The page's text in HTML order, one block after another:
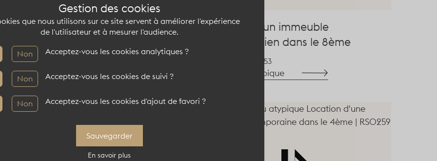
d'un hôtel particulier
LA0330
le lieu atypique
Location d'un immeuble
haussmannien dans le 8ème
LA1053
Voir le lieu atypique
Gestion des cookies
que nous utilisons sur ce site servent à améliorer l'expérience
de l'utilisateur et à mesurer l'audience.
Non Acceptez-vous les cookies analytiques ?
Non Acceptez-vous les cookies de suivi ?
Non Acceptez-vous les cookies d'ajout de favori ?
Sauvegarder
En savoir plus